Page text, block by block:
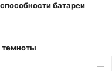
батареи
темноты
—